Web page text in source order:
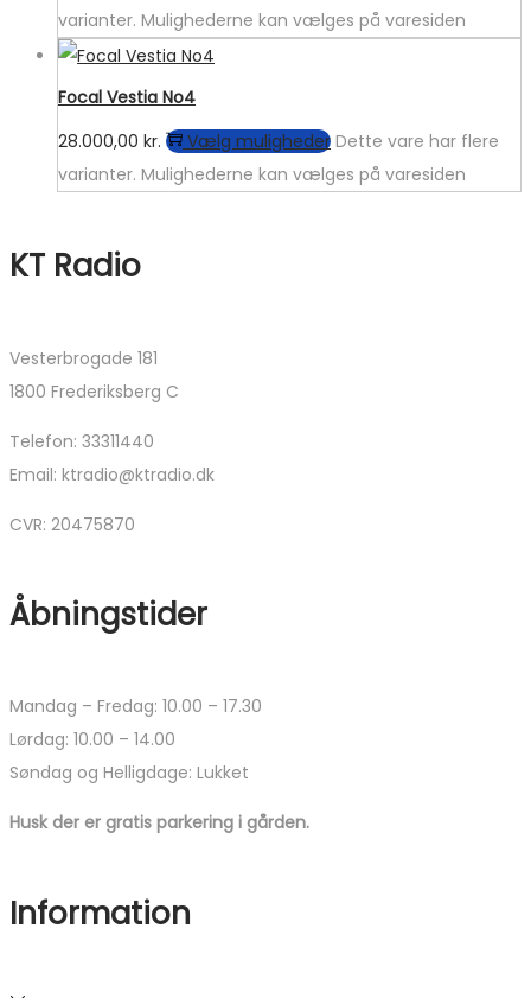
varianter. Mulighederne kan vælges på varesiden
Focal Vestia No4
28.000,00 kr. Vælg muligheder Dette vare har flere
varianter. Mulighederne kan vælges på varesiden
KT Radio
Vesterbrogade 181
1800 Frederiksberg C
Telefon: 33311440
Email: ktradio@ktradio.dk
CVR: 20475870
Åbningstider
Mandag – Fredag: 10.00 – 17.30
Lørdag: 10.00 – 14.00
Søndag og Helligdage: Lukket
Husk der er gratis parkering i gården.
Information